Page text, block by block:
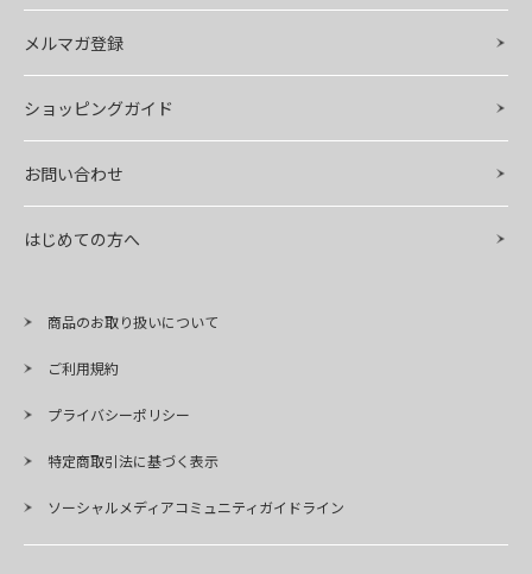
メルマガ登録
ショッピングガイド
お問い合わせ
はじめての方へ
商品のお取り扱いについて
ご利用規約
プライバシーポリシー
特定商取引法に基づく表示
ソーシャルメディアコミュニティガイドライン